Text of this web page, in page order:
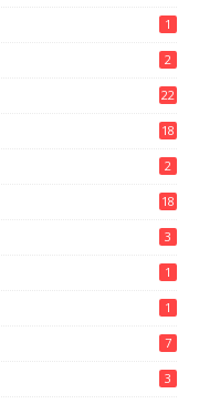
1
2
22
18
2
18
3
1
1
7
3